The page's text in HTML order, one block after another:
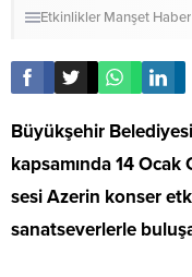
Etkinlikler Manşet Haber
Büyükşehir
kapsamında 14
sesi Azerin konser
sanatseverlerle